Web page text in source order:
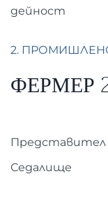
дейност
2.
ФЕРМЕР
Представител
Седалище